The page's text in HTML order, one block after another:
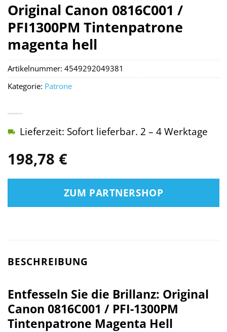
Original Canon 0816C001 /
PFI1300PM Tintenpatrone
magenta hell
198,78 €
Lieferzeit: Sofort lieferbar. 2 – 4 Werktage
ZUM PARTNERSHOP
Artikelnummer: 4549292049381
Kategorie: Patrone
BESCHREIBUNG
Entfesseln Sie die Brillanz: Original
Canon 0816C001 / PFI-1300PM
Tintenpatrone Magenta Hell